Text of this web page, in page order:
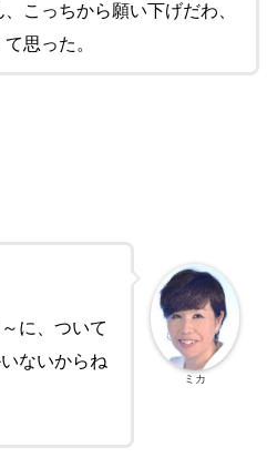
こっちから願い下げだわ、
思った。
に、ついて
ないからね
ミカ